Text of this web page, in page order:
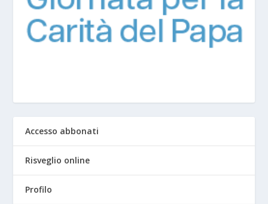
Accesso abbonati
Risveglio online
Profilo